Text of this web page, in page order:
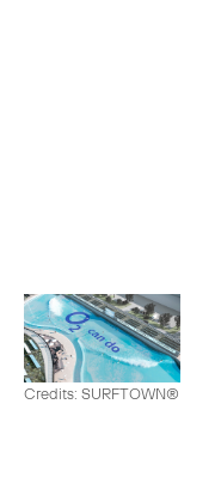
Credits: SURFTOWN®